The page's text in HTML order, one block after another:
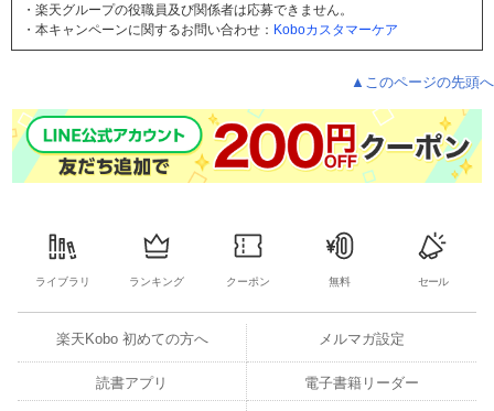
楽天グループの役職員及び関係者は応募できません。
本キャンペーンに関するお問い合わせ： Koboカスタマーケア
▲このページの先頭へ
ライブラリ ランキング クーポン 無料 セール
楽天Kobo 初めての方へ メルマガ設定
読書アプリ 電子書籍リーダー